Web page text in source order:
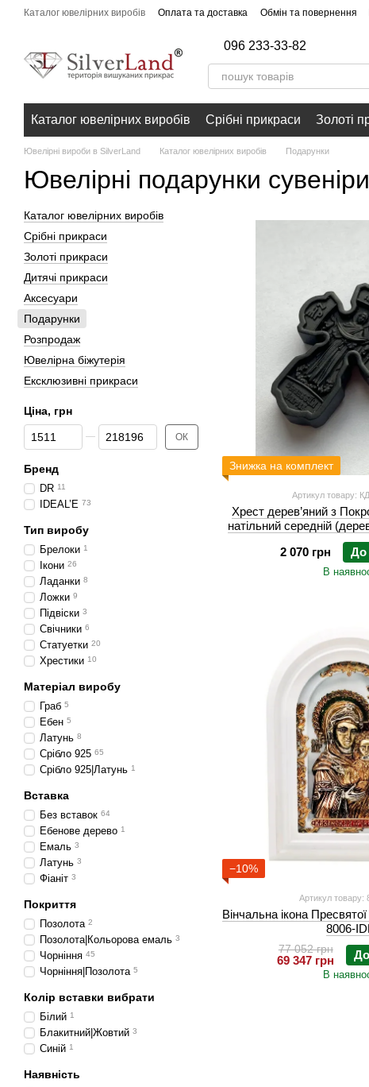
Перейти до основного контенту
Каталог ювелірних виробів Оплата та доставка Обмін та повернення
096 233-33-82
Каталог ювелірних виробів Срібні прикраси Золоті
Ювелірні вироби в SilverLand Каталог ювелірних виробів Подарунки
Ювелірні подарунки сувеніри
Знижка на комплект
Артикул товару:
Хрест дерев’яний з
натільний середній
2 070 грн
До
В
−10%
Артикул товару:
Вінчальна ікона
8006-
77 052 грн
69 347 грн
В
Каталог ювелірних виробів
Срібні прикраси
Золоті прикраси
Дитячі прикраси
Аксесуари
Подарунки
Розпродаж
Ювелірна біжутерія
Ексклюзивні прикраси
Ціна, грн
Від Ціна, грн
До Ціна, грн ОК
Бренд
DR 11
IDEAL’E 73
Тип виробу
Брелоки 1
Ікони 26
Ладанки 8
Ложки 9
Підвіски 3
Свічники 6
Статуетки 20
Хрестики 10
Матеріал виробу
Граб 5
Ебен 5
Латунь 8
Срібло 925 65
Срібло 925|Латунь 1
Вставка
Без вставок 64
Ебенове дерево 1
Емаль 3
Латунь 3
Фіаніт 3
Покриття
Позолота 2
Позолота|Кольорова емаль 3
Чорніння 45
Чорніння|Позолота 5
Колір вставки вибрати
Білий 1
Блакитний|Жовтий 3
Синій 1
Наявність